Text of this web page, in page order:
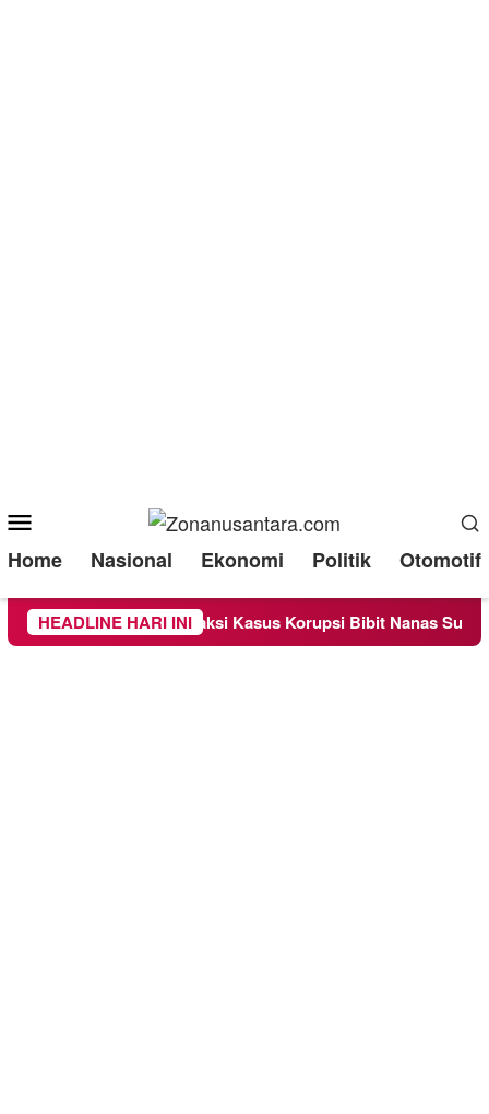
Menu
Home Nasional Ekonomi Politik Otomotif
HEADLINE HARI INI
Sebagai Saksi Kasus Korupsi Bibit Nanas Sulsel Rp 52,4